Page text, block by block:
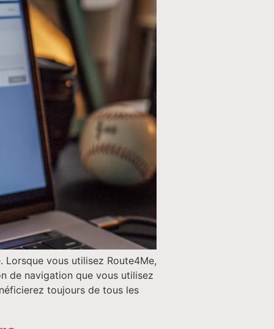
Lorsque vous utilisez Route4Me,
de navigation que vous utilisez
toujours de tous les